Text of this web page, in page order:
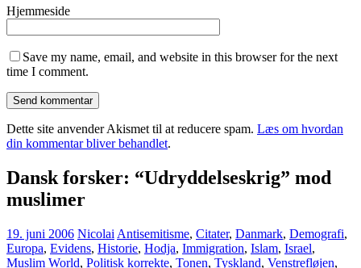
Hjemmeside
Save my name, email, and website in this browser for the next
time I comment.
Dette site anvender Akismet til at reducere spam. Læs om hvordan
din kommentar bliver behandlet.
Dansk forsker: “Udryddelseskrig” mod
muslimer
19. juni 2006 Nicolai Antisemitisme, Citater, Danmark, Demografi,
Europa, Evidens, Historie, Hodja, Immigration, Islam, Israel,
Muslim World, Politisk korrekte, Tonen, Tyskland, Venstrefløjen,